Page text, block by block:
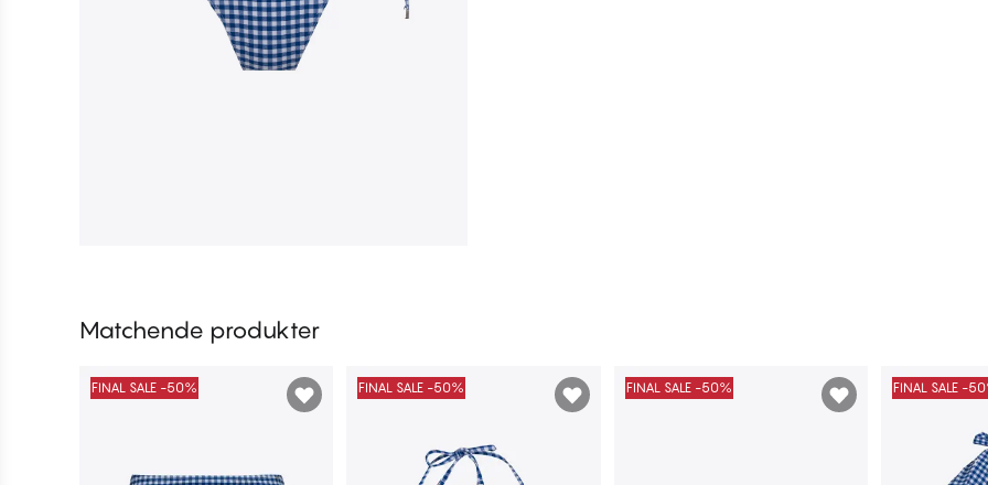
Matchende produkter
FINAL SALE -50% FINAL SALE -50% FINAL SALE -50% FINAL SALE -